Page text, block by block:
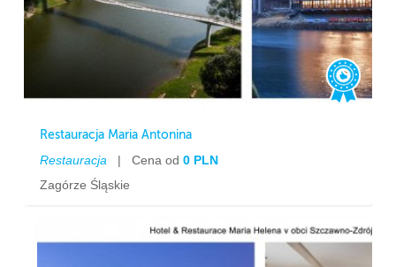
Restauracja Maria Antonina
Restauracja | Cena od0 PLN
Zagórze Śląskie